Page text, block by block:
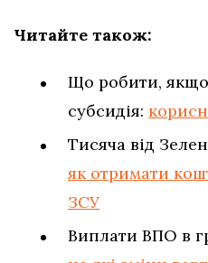
Читайте також:
Що робити,
субсидія:
Тисяча від
як отримати
ЗСУ
Виплати ВПО в